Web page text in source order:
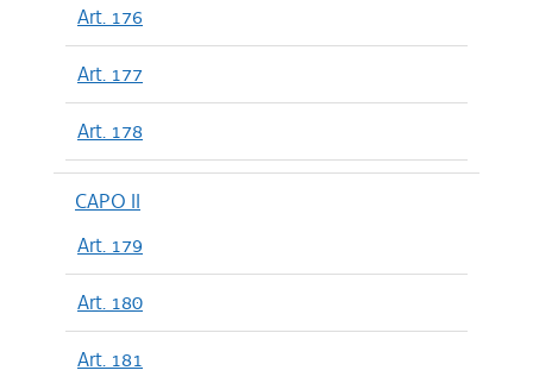
Art. 176
Art. 177
Art. 178
CAPO II
Art. 179
Art. 180
Art. 181